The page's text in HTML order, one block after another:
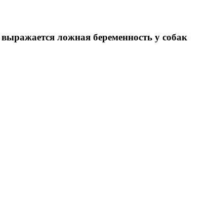
ложная беременность у собак